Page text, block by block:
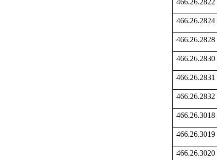
466.26.2822
466.26.2824
466.26.2828
466.26.2830
466.26.2831
466.26.2832
466.26.3018
466.26.3019
466.26.3020